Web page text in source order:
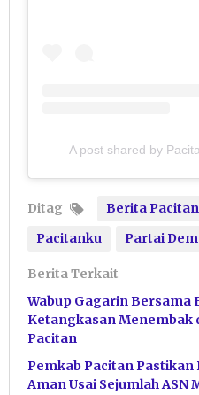
A post shared by
Ditag Berita
Pacitanku
Partai
Berita Terkait
Wabup Gagarin Bersama
Ketangkasan Menembak
Pacitan
Pemkab Pacitan
Aman Usai Sejumlah